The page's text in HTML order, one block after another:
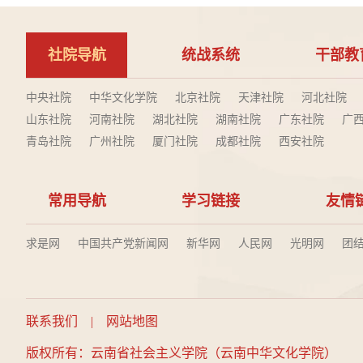
社院导航 统战系统 干部教
中央社院 中华文化学院 北京社院 天津社院 河北社院
山东社院
河南社院 湖北社院 湖南社院 广东社院 广
青岛社院
广州社院 厦门社院 成都社院 西安社院
常用导航 学习链接 友情
求是网 中国共产党新闻网 新华网 人民网 光明网 团
联系我们 | 网站地图
版权所有：云南省社会主义学院（云南中华文化学院）